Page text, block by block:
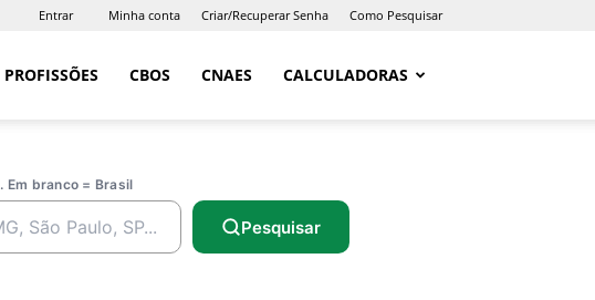
Entrar Minha conta Criar/Recuperar Senha Como Pesquisar
PROFISSÕES CBOS CNAES CALCULADORAS
. Em branco = Brasil
Pesquisar